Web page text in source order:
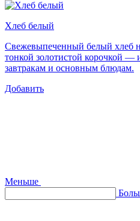
Хлеб белый
Свежевыпеченный белый хлеб
тонкой золотистой корочкой —
завтракам и основным блюдам.
Добавить
Меньше